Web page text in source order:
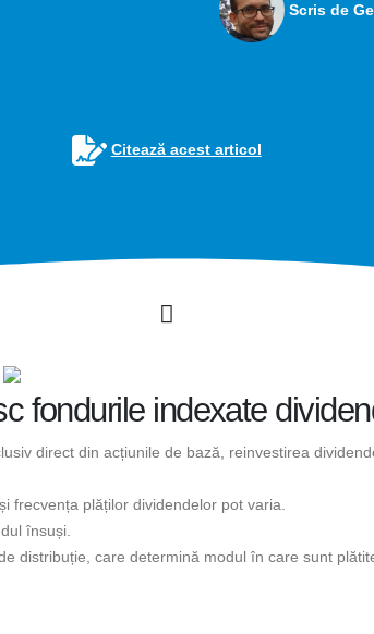
Scris de
Citează acest articol
fondurile indexate
direct din acțiunile de bază, reinvestirea
frecvența plăților dividendelor pot varia.
însuși.
distribuție, care determină modul în care sunt